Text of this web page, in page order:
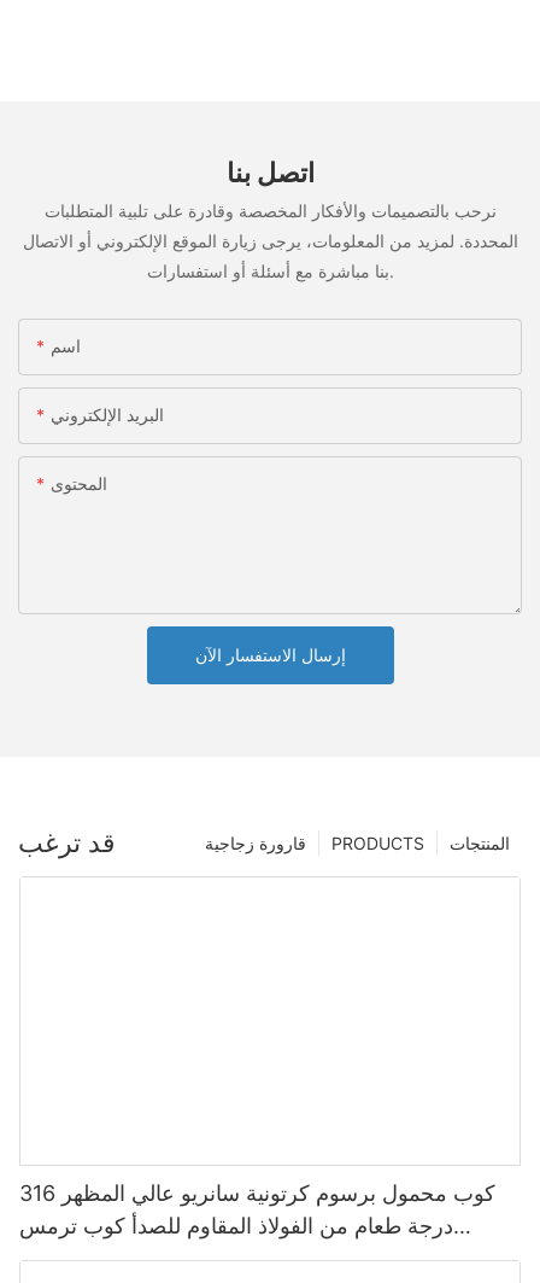
اتصل بنا
نرحب بالتصميمات والأفكار المخصصة وقادرة على تلبية المتطلبات
المحددة. لمزيد من المعلومات، يرجى زيارة الموقع الإلكتروني أو الاتصال
بنا مباشرة مع أسئلة أو استفسارات.
اسم
البريد الإلكتروني
المحتوى
إرسال الاستفسار الآن
قد ترغب المنتجات PRODUCTS قارورة زجاجية
كوب محمول برسوم كرتونية سانريو عالي المظهر 316
درجة طعام من الفولاذ المقاوم للصدأ كوب ترمس
للأطفال